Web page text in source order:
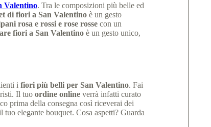
Valentino. Tra le composizioni più belle ed
di fiori a San Valentino è un gesto
rosa e rossi e rose rossecon un
fiori a San Valentinoè un gesto unico,
i fiori più belli per San Valentino. Fai
Il tuoordine onlineverrà infatti curato
prima della consegna così riceverai dei
elegante bouquet. Cosa aspetti? Guarda